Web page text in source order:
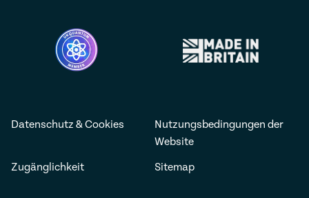
Datenschutz & Cookies
Nutzungsbedingungen der
Website
Zugänglichkeit
Sitemap